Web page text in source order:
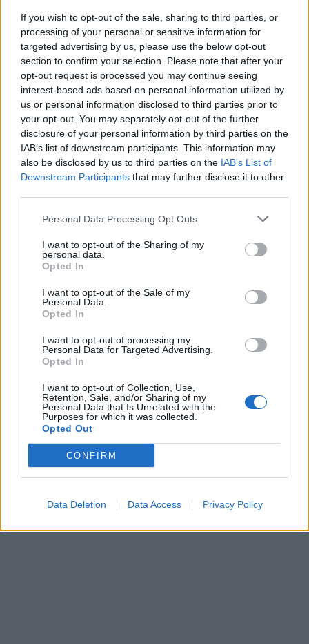
If you wish to opt-out of the sale, sharing to third parties, or
processing of your personal or sensitive information for
targeted advertising by us, please use the below opt-out
section to confirm your selection. Please note that after your
opt-out request is processed you may continue seeing
interest-based ads based on personal information utilized by
us or personal information disclosed to third parties prior to
your opt-out. You may separately opt-out of the further
disclosure of your personal information by third parties on the
IAB’s list of downstream participants. This information may
also be disclosed by us to third parties on the IAB’s List of
Downstream Participants that may further disclose it to other
Personal Data Processing Opt Outs
I want to opt-out of the Sharing of my
personal data.
Opted In
I want to opt-out of the Sale of my
Personal Data.
Opted In
I want to opt-out of processing my
Personal Data for Targeted Advertising.
Opted In
I want to opt-out of Collection, Use,
Retention, Sale, and/or Sharing of my
Personal Data that Is Unrelated with the
Purposes for which it was collected.
Opted Out
CONFIRM
Data Deletion Data Access Privacy Policy
Cela ne devrait prendre quelques minutes. Retirez-la du
feu et ajoutez les autres ingrédients: le jaune d'œuf, l'huile
et le miel. Assurez-vous de bien mélanger les ingrédients,
jusqu'à obtenir une masse homogène. Après quoi, votre
ancien pot de crème, une de 50 ml fera l'affaire ou tout
autre récipient approprié. Appliquez sur votre peau
doucement. Faites des mouvements légers en massant.
Laissez agir pendant 30 minutes. Après quoi, enlevez la
crème avec un mouchoir humidifié.
absorbée par la peau, il est donc recommandé de
l'appliquer sur le visage deux heures avant d'aller au lit.
Gardez-la au frais.
PartagerFacebook
Pinterest
Femme